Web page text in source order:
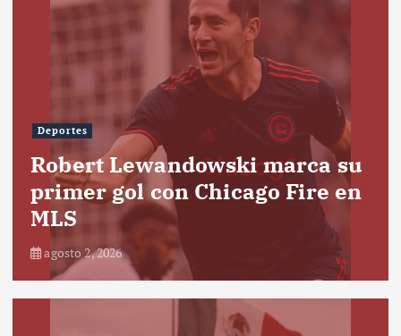
Deportes
Robert Lewandowski marca su
primer gol con Chicago Fire en
MLS
agosto 2, 2026